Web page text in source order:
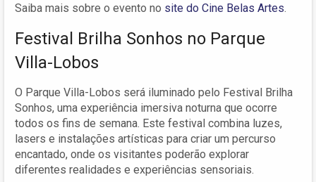
Saiba mais sobre o evento no site do Cine Belas Artes.
Festival Brilha Sonhos no Parque
Villa-Lobos
O Parque Villa-Lobos será iluminado pelo Festival Brilha
Sonhos, uma experiência imersiva noturna que ocorre
todos os fins de semana. Este festival combina luzes,
lasers e instalações artísticas para criar um percurso
encantado, onde os visitantes poderão explorar
diferentes realidades e experiências sensoriais.